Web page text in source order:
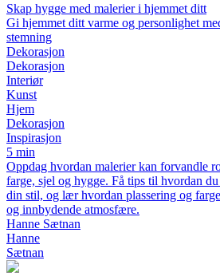
Skap hygge med malerier i hjemmet ditt
Gi hjemmet ditt varme og personlighet
stemning
Dekorasjon
Dekorasjon
Interiør
Kunst
Hjem
Dekorasjon
Inspirasjon
5 min
Oppdag hvordan malerier kan forvandle
farge, sjel og hygge. Få tips til hvordan
din stil, og lær hvordan plassering og
og innbydende atmosfære.
Hanne Sætnan
Hanne
Sætnan